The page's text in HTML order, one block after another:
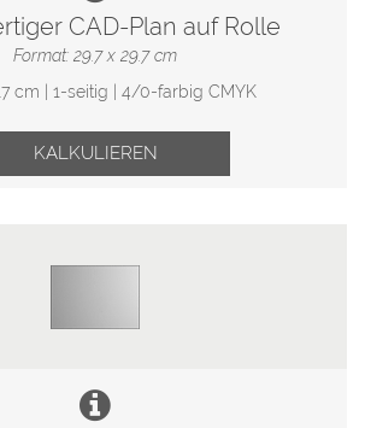
CAD-Plan auf Rolle
Format: 29.7 x 29.7 cm
cm | 1-seitig | 4/0-farbig CMYK
KALKULIEREN